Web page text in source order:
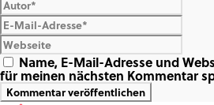
Name, E-Mail-Adresse und
für meinen nächsten Kommentar